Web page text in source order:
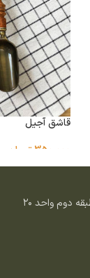
قاشق آجیل
350,000تومان
دوم واحد ٢٠